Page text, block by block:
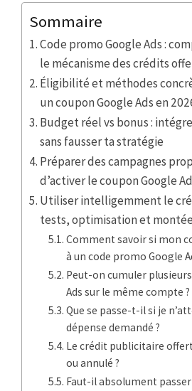
Sommaire
Code promo Google Ads :
le mécanisme des crédits
Éligibilité et méthodes
un coupon Google Ads en
Budget réel vs bonus :
sans fausser ta stratégie
Préparer des campagnes
d’activer le coupon Google
Utiliser intelligemment le
tests, optimisation et
Comment savoir si mon
à un code promo Google
Peut-on cumuler
Ads sur le même compte ?
Que se passe-t-il si je
dépense demandé ?
Le crédit publicitaire
ou annulé ?
Faut-il absolument